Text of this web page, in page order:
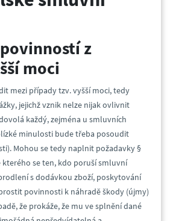
z
moci
mezi případy tzv. vyšší moci, tedy
jejichž vznik nelze nijak ovlivnit
každý, zejména u smluvních
minulosti bude třeba posoudit
Mohou se tedy naplnit požadavky §
kterého se ten, kdo poruší smluvní
s dodávkou zboží, poskytování
povinnosti k náhradě škody (újmy)
že prokáže, že mu ve splnění dané